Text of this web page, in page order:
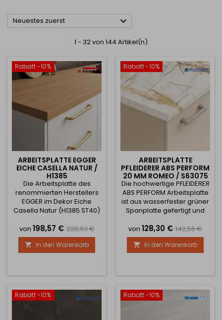
Neuestes zuerst 
1 - 32 von 144 Artikel(n)
Rabatt -10%
ARBEITSPLATTE EGGER
EICHE CASELLA NATUR /
H1385
Die Arbeitsplatte des
renommierten Herstellers
EGGER im Dekor Eiche
Casella Natur (H1385 ST40)
Holzoptik in Kombination
mit hoher
Widerstandsfähigkeit und
Verarbeitungsqualität.
Struktur wirkt sie
ideale Wahl für moderne
wie klassische Innenräume
– Küchen, Büros oder
von Preis
198,57 € Verkaufspreis
220,63 €
 In den Warenkorb
Rabatt -10%
ARBEITSPLATTE
PFLEIDERER ABS PERFORM
20 MM ROMEO / S63075
MS
Die hochwertige PFLEIDERER
ABS PERFORM Arbeitsplatte
ist aus wasserfester grüner
Spanplatte gefertigt und
Laminat beschichtet, das
eine hohe
Widerstandsfähigkeit
gegen Kratzer, Abrieb,
täglichen Gebrauch
moderne Dekor verleiht
Ihrer Küche oder Ihrem
von Preis
128,30 € 142,56 €
 In den Warenkorb
Rabatt -10% Rabatt -10%